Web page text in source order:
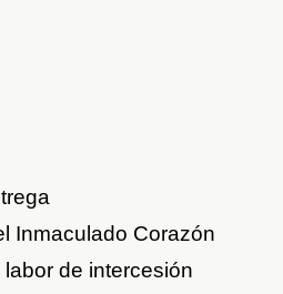
Inmaculado Corazón
de intercesión